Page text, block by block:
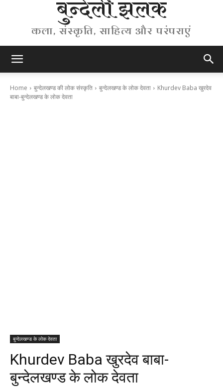
बुन्देली झलक
कला, संस्कृति, साहित्य और परंपराएं
Home बुन्देलखण्ड की लोक संस्कृति बुन्देलखण्ड के लोक देवता
Khurdev Baba खुरदेव
बाबा-बुन्देलखण्ड के लोक देवता
बुन्देलखण्ड के लोक देवता
Khurdev Baba खुरदेव बाबा-
बुन्देलखण्ड के लोक देवता